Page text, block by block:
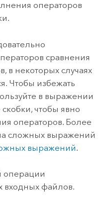
операторов
сравнения
в некоторых случаях
Чтобы избежать
в выражении
чтобы явно
операторов. Более
сложных выражений
выражений.
операции
входных файлов.